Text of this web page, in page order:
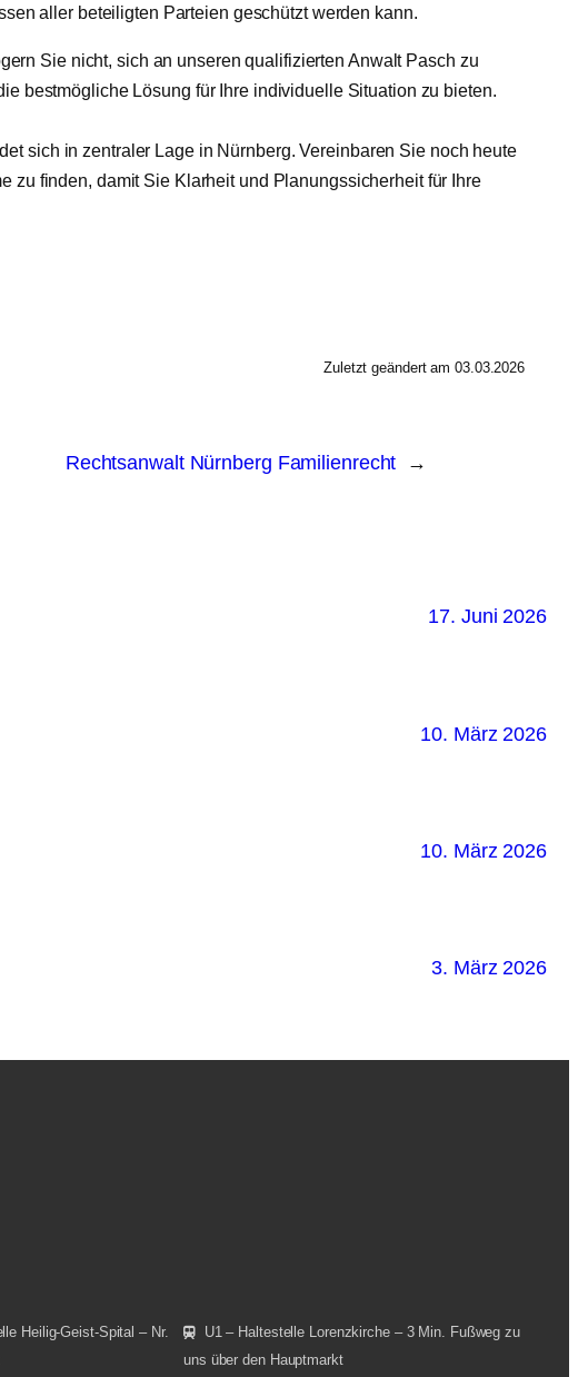
aller beteiligten Parteien geschützt werden kann.
Sie nicht, sich an unseren qualifizierten Anwalt Pasch zu
bestmögliche Lösung für Ihre individuelle Situation zu bieten.
sich in zentraler Lage in Nürnberg. Vereinbaren Sie noch heute
zu finden, damit Sie Klarheit und Planungssicherheit für Ihre
Zuletzt geändert am 03.03.2026
Rechtsanwalt Nürnberg Familienrecht →
17. Juni 2026
10. März 2026
10. März 2026
3. März 2026
Heilig-Geist-Spital – Nr.
U1 – Haltestelle Lorenzkirche – 3 Min. Fußweg zu
uns über den Hauptmarkt